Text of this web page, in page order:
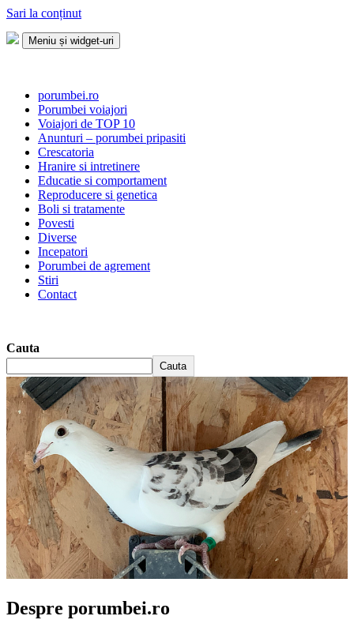
Sari la conținut
Meniu și widget-uri
porumbei.ro
Porumbei voiajori
Voiajori de TOP 10
Anunturi – porumbei pripasiti
Crescatoria
Hranire si intretinere
Educatie si comportament
Reproducere si genetica
Boli si tratamente
Povesti
Diverse
Incepatori
Porumbei de agrement
Stiri
Contact
Cauta
Cauta
Despre porumbei.ro